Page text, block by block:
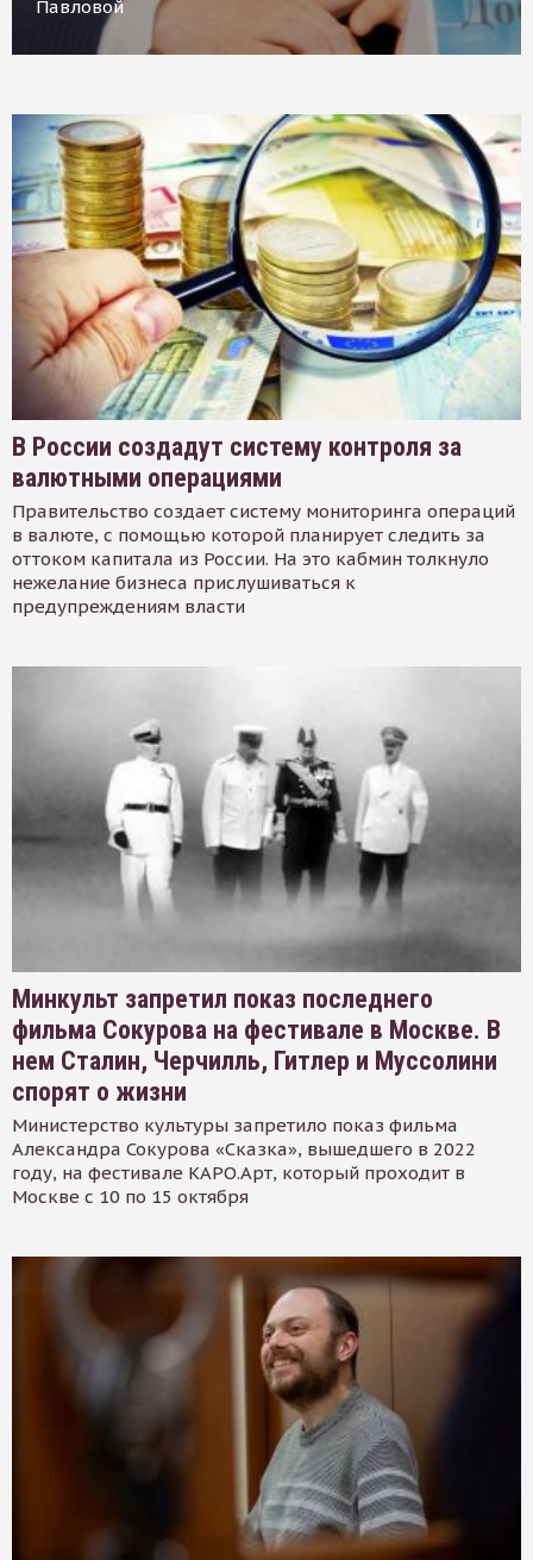
Павловой
В России создадут систему контроля за
валютными операциями
Правительство создает систему мониторинга операций
в валюте, с помощью которой планирует следить за
оттоком капитала из России. На это кабмин толкнуло
нежелание бизнеса прислушиваться к
предупреждениям власти
Минкульт запретил показ последнего
фильма Сокурова на фестивале в Москве. В
нем Сталин, Черчилль, Гитлер и Муссолини
спорят о жизни
Министерство культуры запретило показ фильма
Александра Сокурова «Сказка», вышедшего в 2022
году, на фестивале КАРО.Арт, который проходит в
Москве с 10 по 15 октября